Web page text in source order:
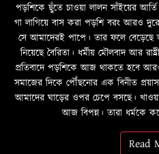
পড়শিকে ছুঁতে চাওয়া লালন সাঁইয়ের
গা লাগিয়ে বাস করা পড়শি বরং আরও
সে আমাদেরই পাপে। তার ফলে বেড়েছে
নিয়েছে বৈরিতা। ধর্মীয় মৌলবাদ আর
প্রতিবাদে পড়শিকে আজ থাকতে হবে
সমাজের দিকে পৌঁছনোর এক বিনীত
আমাদের ঘাড়ের ওপর চেপে বসছে।
আজ বিপন্ন। তারা ধর্মকে
Read